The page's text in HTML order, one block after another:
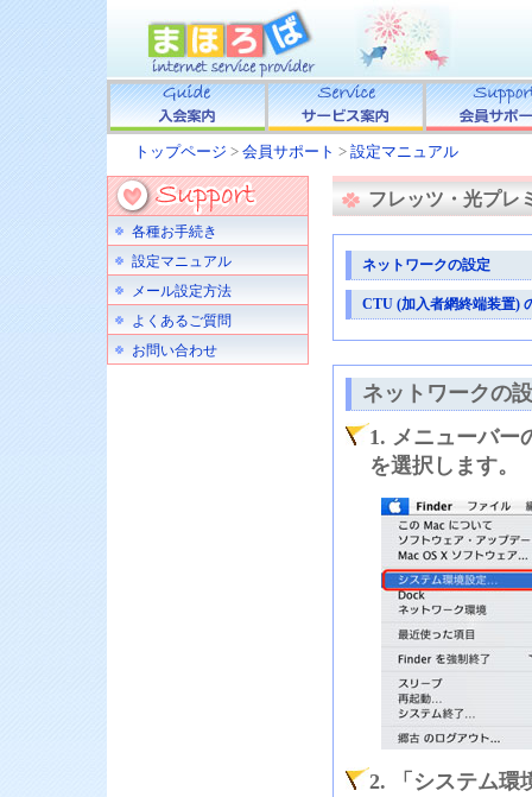
トップページ > 会員サポート > 設定マニュアル
各種お手続き
設定マニュアル
メール設定方法
よくあるご質問
お問い合わせ
フレッツ・光プレ
ネットワークの設定
CTU (加入者網終端装置)
ネットワークの
1. メニューバー
を選択します。
2. 「システム環